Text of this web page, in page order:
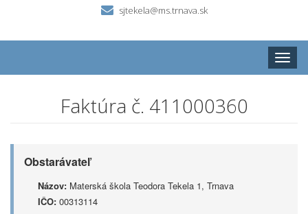
sjtekela@ms.trnava.sk
Toggle
Faktúra č. 411000360
Obstarávateľ
Názov: Materská škola Teodora Tekela 1, Trnava
IČO: 00313114